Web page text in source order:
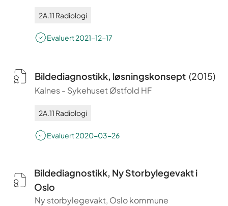
2A.11 Radiologi
Evaluert2021-12-17
Bildediagnostikk, løsningskonsept (2015)
Kalnes- Sykehuset Østfold HF
2A.11 Radiologi
Evaluert2020-03-26
Bildediagnostikk, Ny Storbylegevakt i
Oslo
Ny storbylegevakt, Oslo kommune